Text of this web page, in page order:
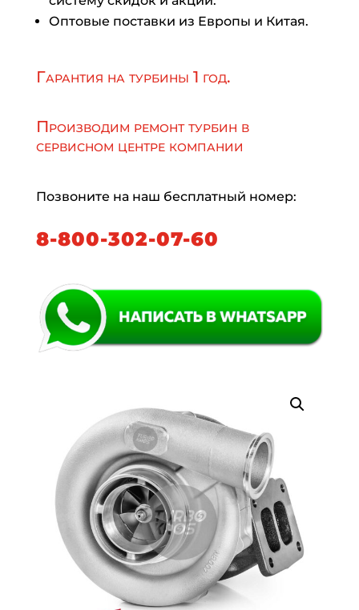
Оптовые поставки из Европы и Китая.
Гарантия на турбины 1 год.
Производим ремонт турбин в
сервисном центре компании
Позвоните на наш бесплатный номер:
8-800-302-07-60